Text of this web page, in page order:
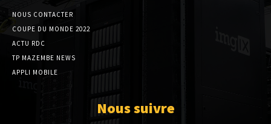
NOUS CONTACTER
COUPE DU MONDE 2022
ACTU RDC
TP MAZEMBE NEWS
APPLI MOBILE
Nous suivre